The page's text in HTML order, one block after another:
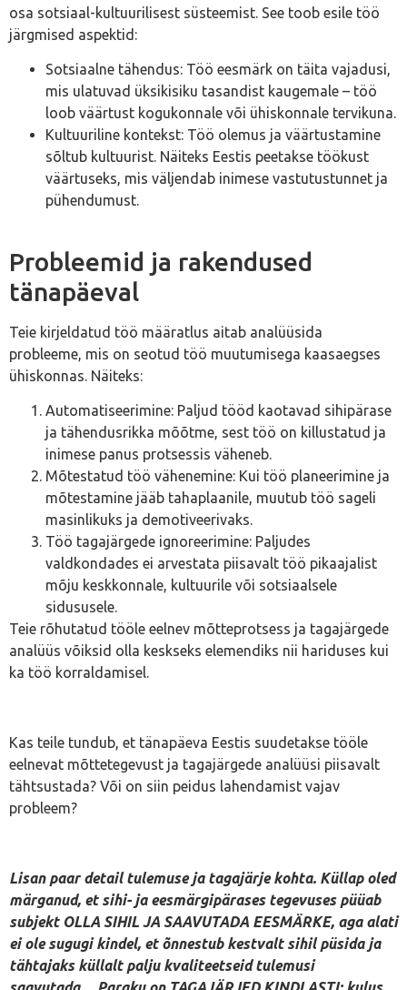
osa sotsiaal-kultuurilisest süsteemist. See toob esile töö
järgmised aspektid:
Sotsiaalne tähendus: Töö eesmärk on täita vajadusi,
mis ulatuvad üksikisiku tasandist kaugemale – töö
loob väärtust kogukonnale või ühiskonnale tervikuna.
Kultuuriline kontekst: Töö olemus ja väärtustamine
sõltub kultuurist. Näiteks Eestis peetakse töökust
väärtuseks, mis väljendab inimese vastutustunnet ja
pühendumust.
Probleemid ja rakendused
tänapäeval
Teie kirjeldatud töö määratlus aitab analüüsida
probleeme, mis on seotud töö muutumisega kaasaegses
ühiskonnas. Näiteks:
Automatiseerimine: Paljud tööd kaotavad sihipärase
ja tähendusrikka mõõtme, sest töö on killustatud ja
inimese panus protsessis väheneb.
Mõtestatud töö vähenemine: Kui töö planeerimine ja
mõtestamine jääb tahaplaanile, muutub töö sageli
masinlikuks ja demotiveerivaks.
Töö tagajärgede ignoreerimine: Paljudes
valdkondades ei arvestata piisavalt töö pikaajalist
mõju keskkonnale, kultuurile või sotsiaalsele
sidususele.
Teie rõhutatud tööle eelnev mõtteprotsess ja tagajärgede
analüüs võiksid olla keskseks elemendiks nii hariduses kui
ka töö korraldamisel.
Kas teile tundub, et tänapäeva Eestis suudetakse tööle
eelnevat mõttetegevust ja tagajärgede analüüsi piisavalt
tähtsustada? Või on siin peidus lahendamist vajav
probleem?
Lisan paar detail tulemuse ja tagajärje kohta. Küllap oled
märganud, et sihi- ja eesmärgipärases tegevuses püüab
subjekt OLLA SIHIL JA SAAVUTADA EESMÄRKE, aga alati
ei ole sugugi kindel, et õnnestub kestvalt sihil püsida ja
tähtajaks küllalt palju kvaliteetseid tulemusi